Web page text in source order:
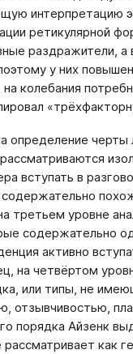
интерпретацию
ретикулярной
раздражители,
у них
на колебания
определение
вступать в
третьем уровне
содержательно
активно
на четвёртом
или типы, не
отзывчивостью,
порядка Айзенк
как